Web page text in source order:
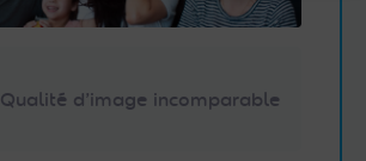
Qualité d’image incomparable